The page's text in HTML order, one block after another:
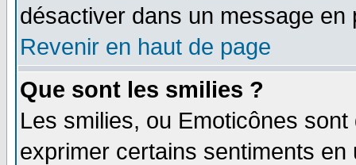
désactiver dans un message
Revenir en haut de page
Que sont les smilies ?
Les smilies, ou Emoticônes
exprimer certains sentiments